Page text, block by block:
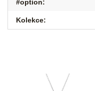
#option:
Kolekce: